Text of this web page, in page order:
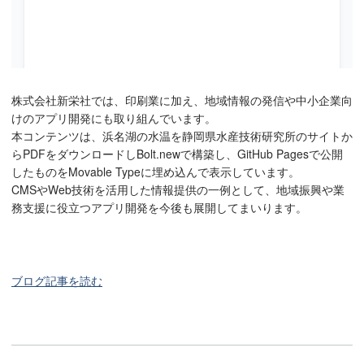
株式会社新栄社では、印刷業に加え、地域情報の発信や中小企業向
けのアプリ開発にも取り組んでいます。
本コンテンツは、浜名湖の水温を静岡県水産技術研究所のサイトか
らPDFをダウンロードしBolt.newで構築し、GitHub Pagesで公開
したものをMovable Typeに埋め込んで表示しています。
CMSやWeb技術を活用した情報提供の一例として、地域振興や業
務支援に役立つアプリ開発を今後も展開してまいります。
ブログ記事を読む